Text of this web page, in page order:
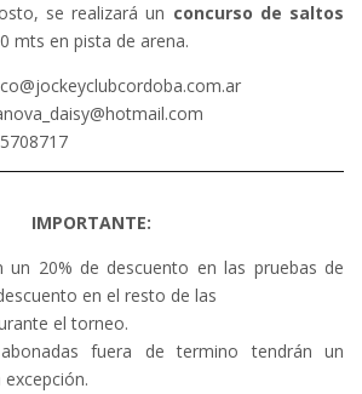
se realizará un concurso de saltos
mts en pista de arena.
IMPORTANTE:
20% de descuento en las pruebas de
en el resto de las
el torneo.
fuera de termino tendrán un